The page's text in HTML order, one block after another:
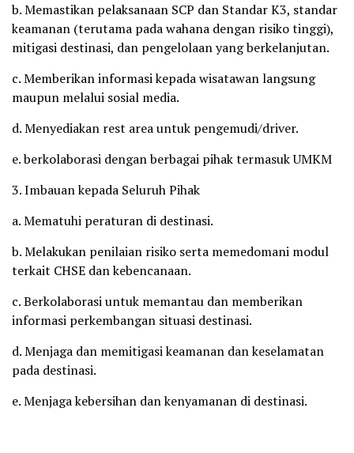
b. Memastikan pelaksanaan SCP dan Standar K3, standar
keamanan (terutama pada wahana dengan risiko tinggi),
mitigasi destinasi, dan pengelolaan yang berkelanjutan.
c. Memberikan informasi kepada wisatawan langsung
maupun melalui sosial media.
d. Menyediakan rest area untuk pengemudi/driver.
e. berkolaborasi dengan berbagai pihak termasuk UMKM
3. Imbauan kepada Seluruh Pihak
a. Mematuhi peraturan di destinasi.
b. Melakukan penilaian risiko serta memedomani modul
terkait CHSE dan kebencanaan.
c. Berkolaborasi untuk memantau dan memberikan
informasi perkembangan situasi destinasi.
d. Menjaga dan memitigasi keamanan dan keselamatan
pada destinasi.
e. Menjaga kebersihan dan kenyamanan di destinasi.